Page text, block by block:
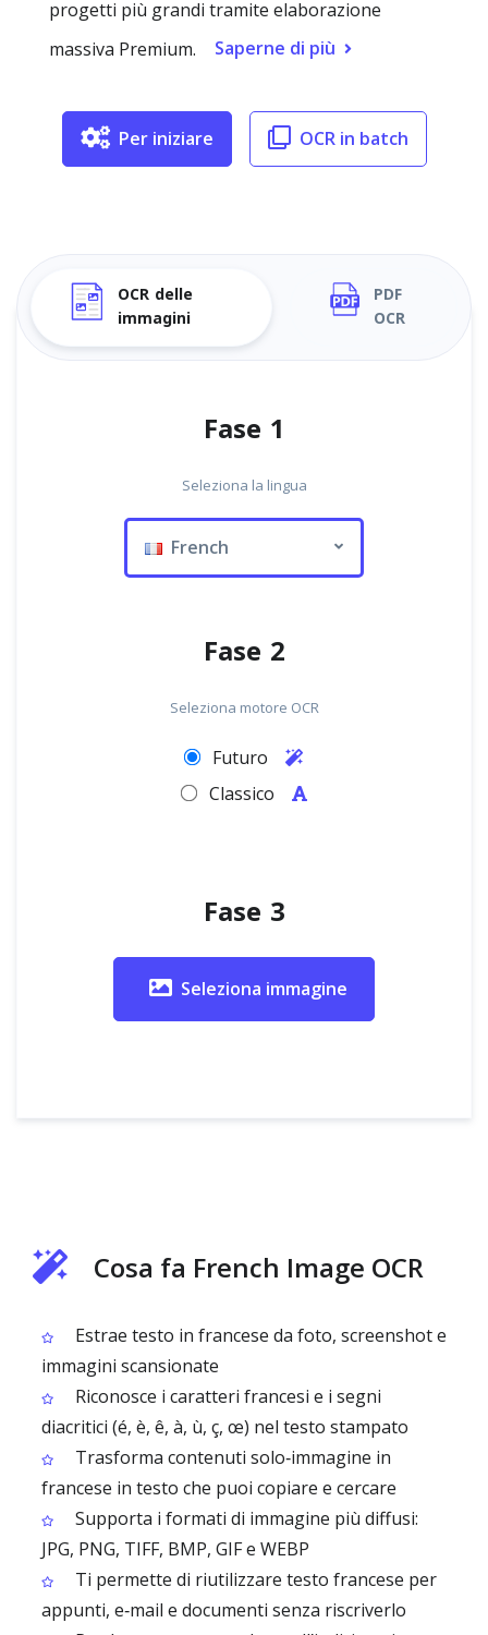
progetti più grandi tramite elaborazione
massiva Premium.
Saperne di più
Per iniziare OCR in batch
OCR delle
immagini
PDF
OCR
Fase 1
Seleziona la lingua
French
Fase 2
Seleziona motore OCR
Futuro
Classico
Fase 3
Seleziona immagine
Cosa fa French Image OCR
Estrae testo in francese da foto, screenshot e
immagini scansionate
Riconosce i caratteri francesi e i segni
diacritici (é, è, ê, à, ù, ç, œ) nel testo stampato
Trasforma contenuti solo‑immagine in
francese in testo che puoi copiare e cercare
Supporta i formati di immagine più diffusi:
JPG, PNG, TIFF, BMP, GIF e WEBP
Ti permette di riutilizzare testo francese per
appunti, e‑mail e documenti senza riscriverlo